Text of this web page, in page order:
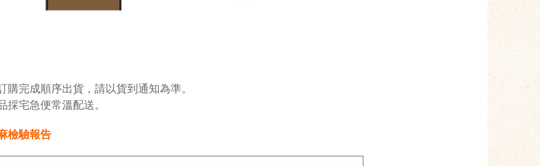
購完成順序出貨，請以貨到通知為準。
採宅急便常溫配送。
檢驗報告